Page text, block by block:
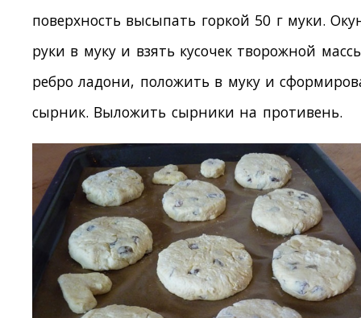
поверхность высыпать горкой 50 г муки.
руки в муку и взять кусочек творожной
ребро ладони, положить в муку и
сырник. Выложить сырники на противень.